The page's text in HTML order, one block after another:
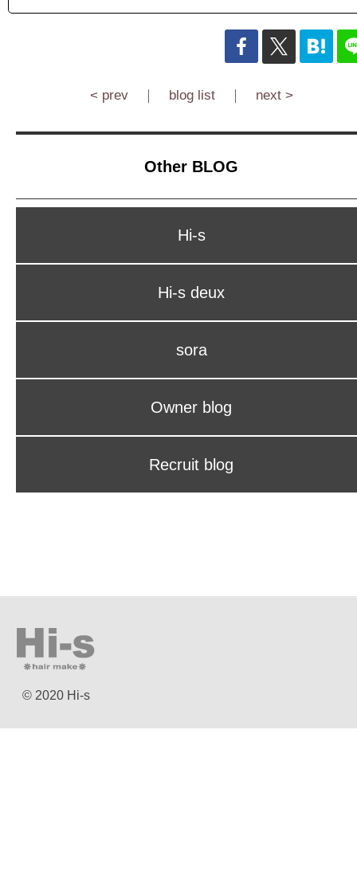
< prev｜ blog list｜ next >
Other BLOG
Hi-s
Hi-s deux
sora
Owner blog
Recruit blog
© 2020 Hi-s